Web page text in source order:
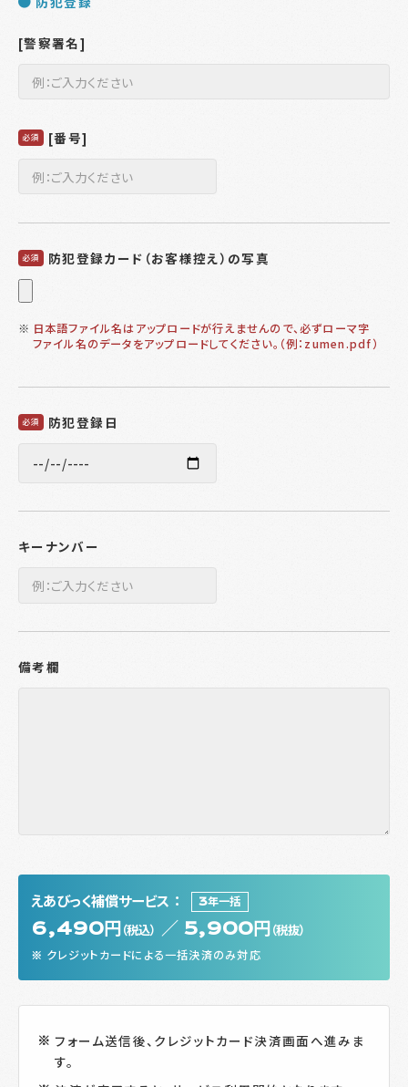
[警察署名]
必須 [番号]
必須 防犯登録カード（お客様控え）の写真
※ 日本語ファイル名はアップロードが行えませんので、必ずローマ字
ファイル名のデータをアップロードしてください。（例：zumen.pdf）
必須 防犯登録日
キーナンバー
備考欄
えあびっく補償サービス ： 3年一括
6,490円 （税込） ／ 5,900円 （税抜）
クレジットカードによる一括決済のみ対応
フォーム送信後、クレジットカード決済画面へ進みま
す。